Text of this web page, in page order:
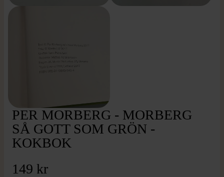
PER MORBERG - MORBERG
SÅ GOTT SOM GRÖN -
KOKBOK
149 kr